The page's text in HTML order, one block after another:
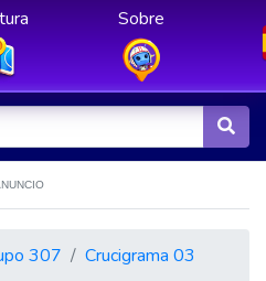
Sobre
307
Crucigrama 03